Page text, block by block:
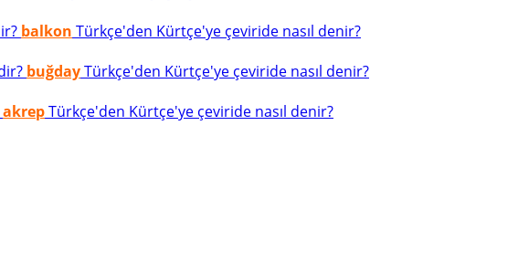
balkon Türkçe'den Kürtçe'ye çeviride nasıl denir?
buğdayTürkçe'den Kürtçe'ye çeviride nasıl denir?
akrepTürkçe'den Kürtçe'ye çeviride nasıl denir?